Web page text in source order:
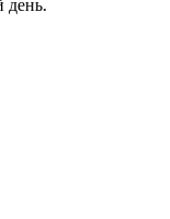
день.